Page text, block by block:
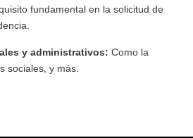
fundamental en la solicitud de
y administrativos: Como la
sociales, y más.